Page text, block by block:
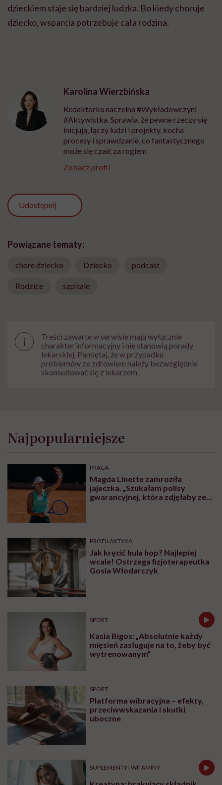
dzieckiem staje się bardziej ludzka. Bo kiedy choruje
dziecko, wsparcia potrzebuje cała rodzina.
Karolina Wierzbińska
Redaktorka naczelna #Wykładowczyni
#Aktywistka. Sprawia, że pewne rzeczy się
inicjują, łączy ludzi i projekty, kocha
procesy i sprawdzanie, co fantastycznego
może się czaić za rogiem
Zobacz profil
Udostępnij
Powiązane tematy:
chore dziecko Dziecko podcast
Rodzice szpitale
i
Treści zawarte w serwisie mają wyłącznie
charakter informacyjny i nie stanowią porady
lekarskiej. Pamiętaj, że w przypadku
problemów ze zdrowiem należy bezwzględnie
skonsultować się z lekarzem.
Najpopularniejsze
PRACA
Magda Linette zamroziła
jajeczka. „Szukałam polisy
gwarancyjnej, która zdjęłaby ze
PROFILAKTYKA
Jak kręcić hula hop? Najlepiej
wcale! Ostrzega fizjoterapeutka
Gosia Włodarczyk
SPORT
Kasia Bigos: „Absolutnie każdy
mięsień zasługuje na to, żeby być
wytrenowanym”
SPORT
Platforma wibracyjna – efekty,
przeciwwskazania i skutki
uboczne
SUPLEMENTY I WITAMINY